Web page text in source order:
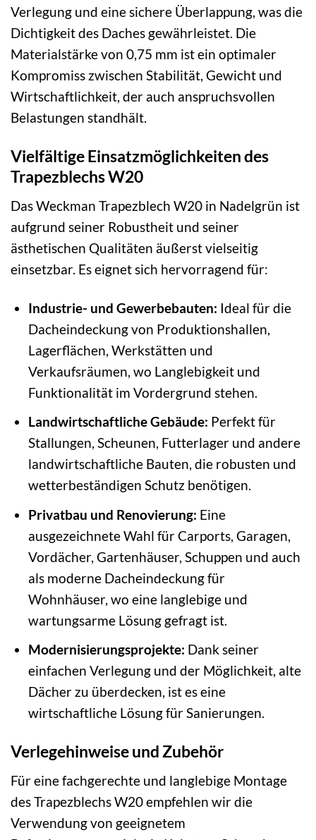
Verlegung und eine sichere Überlappung, was die
Dichtigkeit des Daches gewährleistet. Die
Materialstärke von 0,75 mm ist ein optimaler
Kompromiss zwischen Stabilität, Gewicht und
Wirtschaftlichkeit, der auch anspruchsvollen
Belastungen standhält.
Vielfältige Einsatzmöglichkeiten des
Trapezblechs W20
Das Weckman Trapezblech W20 in Nadelgrün ist
aufgrund seiner Robustheit und seiner
ästhetischen Qualitäten äußerst vielseitig
einsetzbar. Es eignet sich hervorragend für:
Industrie- und Gewerbebauten: Ideal für die
Dacheindeckung von Produktionshallen,
Lagerflächen, Werkstätten und
Verkaufsräumen, wo Langlebigkeit und
Funktionalität im Vordergrund stehen.
Landwirtschaftliche Gebäude: Perfekt für
Stallungen, Scheunen, Futterlager und andere
landwirtschaftliche Bauten, die robusten und
wetterbeständigen Schutz benötigen.
Privatbau und Renovierung: Eine
ausgezeichnete Wahl für Carports, Garagen,
Vordächer, Gartenhäuser, Schuppen und auch
als moderne Dacheindeckung für
Wohnhäuser, wo eine langlebige und
wartungsarme Lösung gefragt ist.
Modernisierungsprojekte: Dank seiner
einfachen Verlegung und der Möglichkeit, alte
Dächer zu überdecken, ist es eine
wirtschaftliche Lösung für Sanierungen.
Verlegehinweise und Zubehör
Für eine fachgerechte und langlebige Montage
des Trapezblechs W20 empfehlen wir die
Verwendung von geeignetem